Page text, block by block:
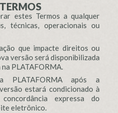
estes Termos a qualquer
técnicas, operacionais ou
que impacte direitos ou
versão será disponibilizada
PLATAFORMA.
PLATAFORMA após a
estará condicionado à
expressa do
eletrônico.